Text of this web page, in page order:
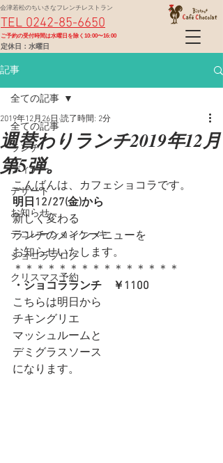
定休日：水曜日
TEL 0242-85-6650
会津若松のちいさなフレンチレストラン
​ご予約の受付時間は水曜日を除く10:00〜16:00
記事
全ての記事
ランチ
ディナー
デザート
お知らせ
デコレーションケーキ
ショコラブログ
クリスマス予約
全ての記事
週替わりランチ2019年12月
第5弾。
2019年12月26日 読了時間: 2分
こんばんは、カフェショコラです。
明日12/27(金)から
新しく変わる
ランチのメインメニューを
お知らせいたします。
＊＊＊＊＊＊＊＊＊＊＊＊＊＊＊
・ショコラランチ　￥1100
こちらは明日から
チキングリエ
マッシュルームと
デミグラスソース
になります。